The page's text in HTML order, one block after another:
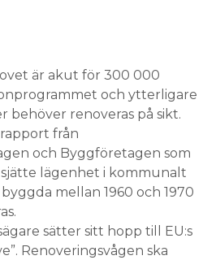
är akut för 300 000
och ytterligare
behöver renoveras på sikt.
från
och Byggföretagen som
lägenhet i kommunalt
mellan 1960 och 1970
sätter sitt hopp till EU:s
Renoveringsvågen ska